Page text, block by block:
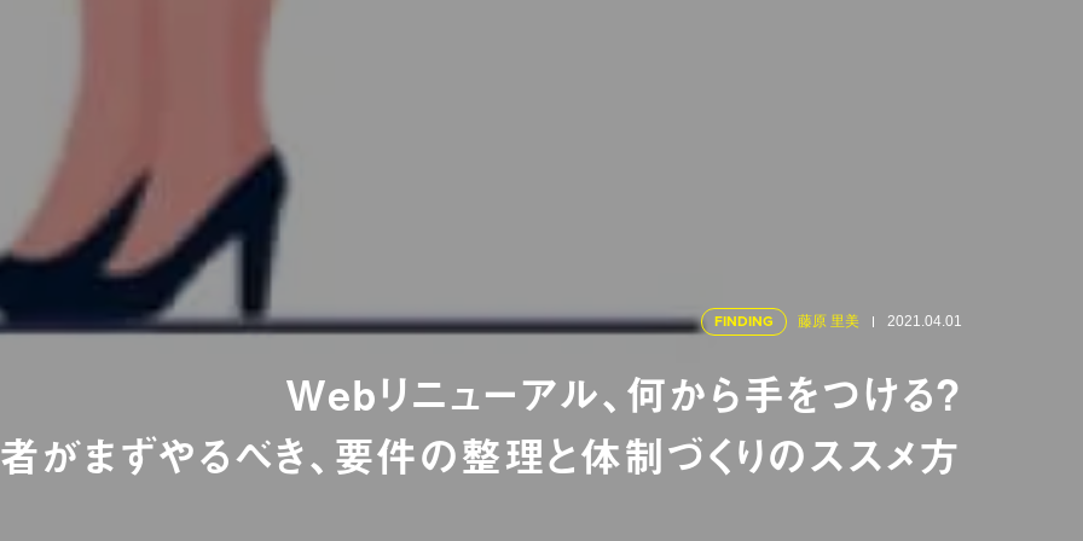
FINDING 藤原 里美 2021.04.01
Webリニューアル、何から手をつける？
がまずやるべき、要件の整理と体制づくりのススメ方